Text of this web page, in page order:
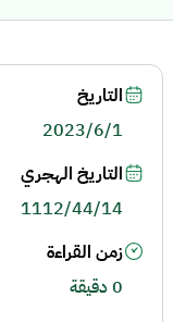
التاريخ
2023/6/1
التاريخ الهجري
1112/44/14
زمن القراءة
0 دقيقة